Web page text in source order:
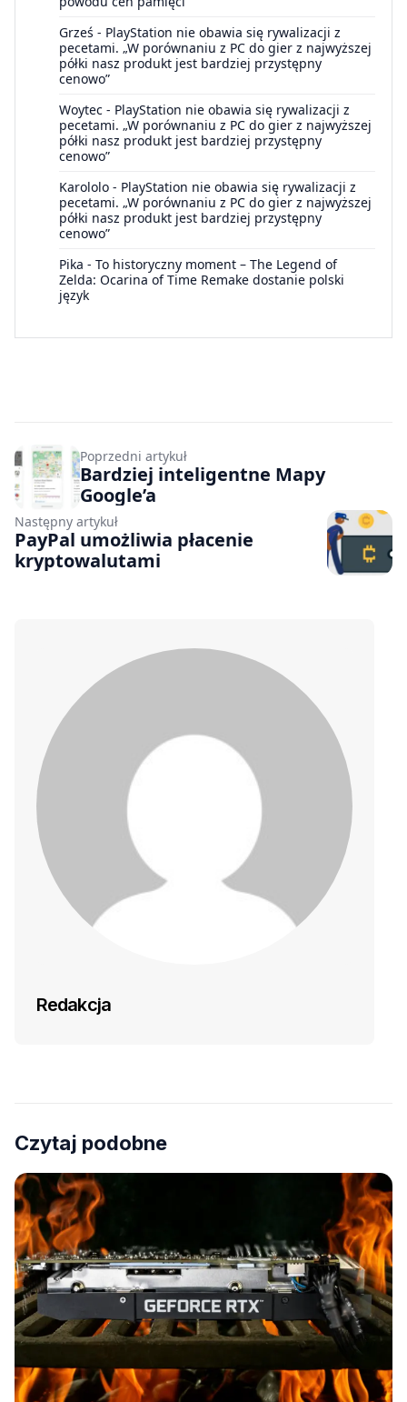
Grześ - PlayStation nie obawia się rywalizacji z
pecetami. „W porównaniu z PC do gier z najwyższej
półki nasz produkt jest bardziej przystępny
cenowo”
Woytec - PlayStation nie obawia się rywalizacji z
pecetami. „W porównaniu z PC do gier z najwyższej
półki nasz produkt jest bardziej przystępny
cenowo”
Karololo - PlayStation nie obawia się rywalizacji z
pecetami. „W porównaniu z PC do gier z najwyższej
półki nasz produkt jest bardziej przystępny
cenowo”
Pika - To historyczny moment – The Legend of
Zelda: Ocarina of Time Remake dostanie polski
język
Poprzedni artykuł
Bardziej inteligentne Mapy
Google’a
Następny artykuł
PayPal umożliwia płacenie
kryptowalutami
Redakcja
Czytaj podobne